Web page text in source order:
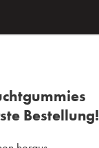
Bestellung!